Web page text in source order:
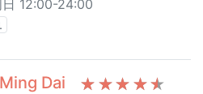
日 12:00-24:00
Dai